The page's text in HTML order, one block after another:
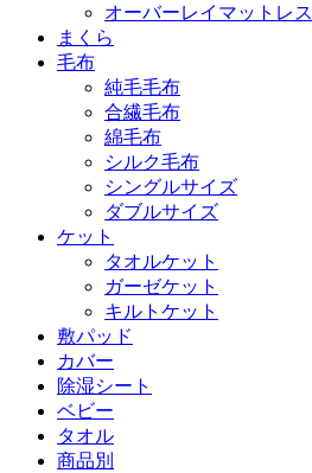
オーバーレイマットレス
まくら
毛布
純毛毛布
合繊毛布
綿毛布
シルク毛布
シングルサイズ
ダブルサイズ
ケット
タオルケット
ガーゼケット
キルトケット
敷パッド
カバー
除湿シート
ベビー
タオル
商品別